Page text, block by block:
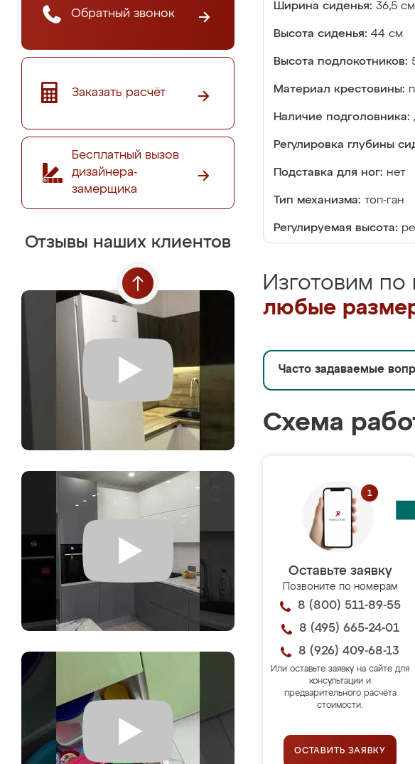
Обратный звонок
Заказать расчёт
Бесплатный вызов
дизайнера-
замерщика
Отзывы наших клиентов
Ширина сиденья: 36,5 см
Высота сиденья: 44 см
Высота подлокотников:
Материал крестовины:
Наличие подголовника:
Регулировка глубины
Подставка для ног: нет
Тип механизма: топ-ган
Регулируемая высота:
Изготовим по
любые
Часто задаваемые
Схема
Оставьте заявку
Позвоните по номерам
8 (800) 511-89-55
8 (495) 665-24-01
8 (926) 409-68-13
Или оставьте заявку на сайте для
консультации и
предварительного расчёта
стоимости.
ОСТАВИТЬ ЗАЯВКУ